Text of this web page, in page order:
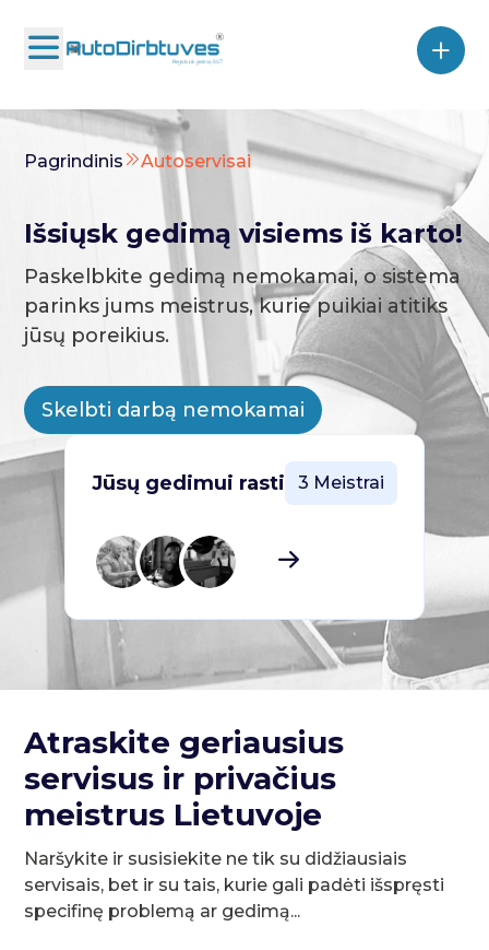
Pagrindinis Autoservisai
Išsiųsk gedimą visiems iš karto!
Paskelbkite gedimą nemokamai, o sistema
parinks jums meistrus, kurie puikiai atitiks
jūsų poreikius.
Skelbti darbą nemokamai
Jūsų gedimui rasti 3 Meistrai
Atraskite geriausius
servisus ir privačius
meistrus Lietuvoje
Naršykite ir susisiekite ne tik su didžiausiais
servisais, bet ir su tais, kurie gali padėti išspręsti
specifinę problemą ar gedimą...